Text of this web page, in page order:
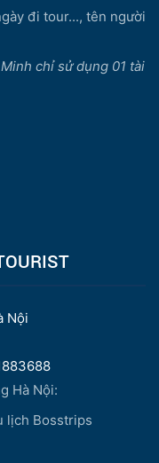
đi tour..., tên người
chỉ sử dụng 01 tài
Nội
Hà Nội:
lịch Bosstrips